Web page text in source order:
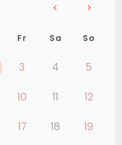
< >
Fr Sa So
3 4 5
10 11 12
17 18 19